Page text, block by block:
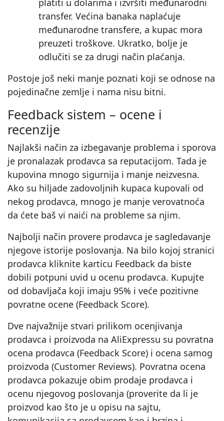
platiti u dolarima i izvršiti međunarodni
transfer. Većina banaka naplaćuje
međunarodne transfere, a kupac mora
preuzeti troškove. Ukratko, bolje je
odlučiti se za drugi način plaćanja.
Postoje još neki manje poznati koji se odnose na
pojedinačne zemlje i nama nisu bitni.
Feedback sistem – ocene i
recenzije
Najlakši način za izbegavanje problema i sporova
je pronalazak prodavca sa reputacijom. Tada je
kupovina mnogo sigurnija i manje neizvesna.
Ako su hiljade zadovoljnih kupaca kupovali od
nekog prodavca, mnogo je manje verovatnoća
da ćete baš vi naići na probleme sa njim.
Najbolji način provere prodavca je sagledavanje
njegove istorije poslovanja. Na bilo kojoj stranici
prodavca kliknite karticu Feedback da biste
dobili potpuni uvid u ocenu prodavca. Kupujte
od dobavljača koji imaju 95% i veće pozitivne
povratne ocene (Feedback Score).
Dve najvažnije stvari prilikom ocenjivanja
prodavca i proizvoda na AliExpressu su povratna
ocena prodavca (Feedback Score) i ocena samog
proizvoda (Customer Reviews). Povratna ocena
prodavca pokazuje obim prodaje prodavca i
ocenu njegovog poslovanja (proverite da li je
proizvod kao što je u opisu na sajtu,